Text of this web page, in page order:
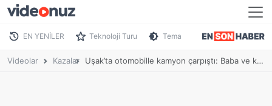
EN YENİLER Teknoloji Turu Tema
Videolar Kazalar Uşak’ta otomobille kamyon çarpıştı: Baba ve kızı hayatını kaybetti